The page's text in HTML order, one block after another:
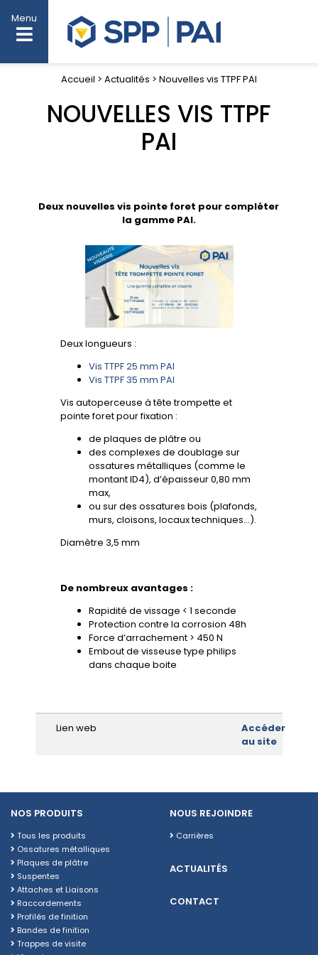
Menu
Accueil > Actualités > Nouvelles vis TTPF PAI
NOUVELLES VIS TTPF
PAI
Deux nouvelles vis pointe foret pour compléter
la gamme PAI.
Deux longueurs :
Vis TTPF 25 mm PAI
Vis TTPF 35 mm PAI
Vis autoperceuse à tête trompette et
pointe foret pour fixation :
de plaques de plâtre ou
des complexes de doublage sur
ossatures métalliques (comme le
montant ID4), d’épaisseur 0,80 mm
max,
ou sur des ossatures bois (plafonds,
murs, cloisons, locaux techniques...).
Diamètre 3,5 mm
De nombreux avantages :
Rapidité de vissage < 1 seconde
Protection contre la corrosion 48h
Force d’arrachement > 450 N
Embout de visseuse type philips
dans chaque boite
Lien web
Accéder
au site
NOS PRODUITS
Tous les produits
Ossatures métalliques
Plaques de plâtre
Suspentes
Attaches et Liaisons
Raccordements
Profilés de finition
Bandes de finition
Trappes de visite
NOUS REJOINDRE
Carrières
ACTUALITÉS
CONTACT